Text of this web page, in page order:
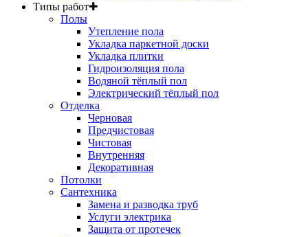
Типы работ✚
Полы
Утепление пола
Укладка паркетной доски
Укладка плитки
Гидроизоляция пола
Водяной тёплый пол
Электрический тёплый пол
Отделка
Черновая
Предчистовая
Чистовая
Внутренняя
Декоративная
Потолки
Сантехника
Замена и разводка труб
Услуги электрика
Защита от протечек